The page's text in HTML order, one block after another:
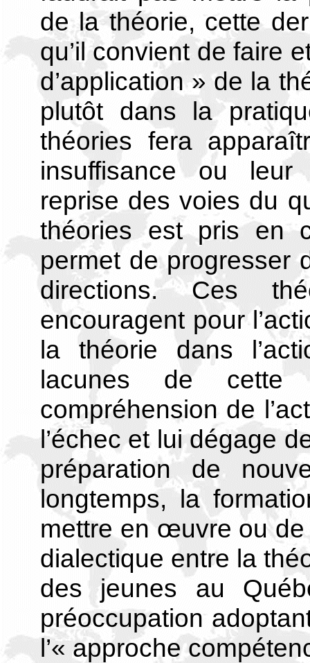
de la théorie, cette
qu’il convient de faire
d’application » de la
plutôt dans la
théories fera
insuffisance ou leur
reprise des voies du
théories est pris en
permet de progresser
directions. Ces
encouragent pour
la théorie dans
lacunes de cette
compréhension de
l’échec et lui dégage
préparation de
longtemps, la
mettre en œuvre ou de
dialectique entre la
des jeunes au
préoccupation
l’« approche